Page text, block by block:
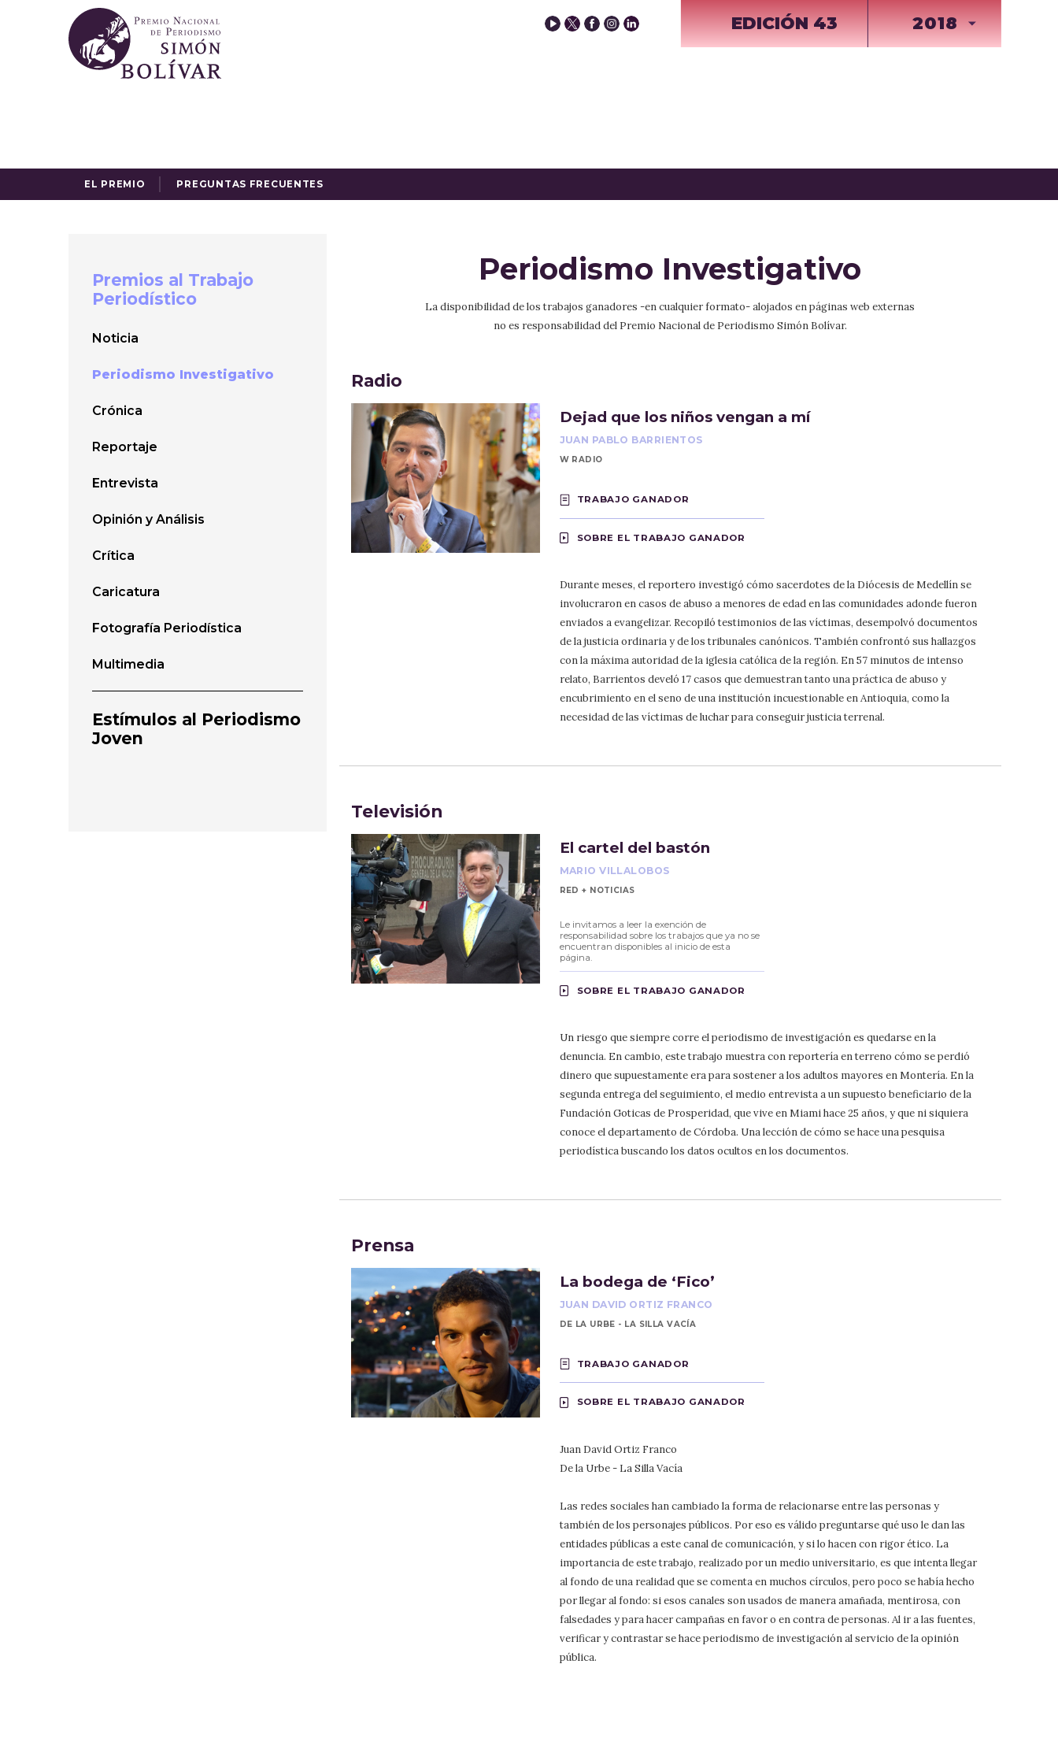
EL PREMIO PREGUNTAS FRECUENTES
EDICIÓN 43 2018
Premios al Trabajo
Periodístico
Noticia
Periodismo Investigativo
Crónica
Reportaje
Entrevista
Opinión y Análisis
Crítica
Caricatura
Fotografía Periodística
Multimedia
Estímulos al Periodismo
Joven
Periodismo Investigativo
La disponibilidad de los trabajos ganadores -en cualquier formato- alojados en páginas web externas
no es responsabilidad del Premio Nacional de Periodismo Simón Bolívar.
Radio
Dejad que los niños vengan a mí
JUAN PABLO BARRIENTOS
W RADIO
TRABAJO GANADOR
SOBRE EL TRABAJO GANADOR
Durante meses, el reportero investigó cómo sacerdotes de la Diócesis de Medellín se
involucraron en casos de abuso a menores de edad en las comunidades adonde fueron
enviados a evangelizar. Recopiló testimonios de las víctimas, desempolvó documentos
de la justicia ordinaria y de los tribunales canónicos. También confrontó sus hallazgos
con la máxima autoridad de la iglesia católica de la región. En 57 minutos de intenso
relato, Barrientos develó 17 casos que demuestran tanto una práctica de abuso y
encubrimiento en el seno de una institución incuestionable en Antioquia, como la
necesidad de las víctimas de luchar para conseguir justicia terrenal.
Televisión
El cartel del bastón
MARIO VILLALOBOS
RED + NOTICIAS
Le invitamos a leer la exención de
responsabilidad sobre los trabajos que ya no se
encuentran disponibles al inicio de esta
página.
SOBRE EL TRABAJO GANADOR
Un riesgo que siempre corre el periodismo de investigación es quedarse en la
denuncia. En cambio, este trabajo muestra con reportería en terreno cómo se perdió
dinero que supuestamente era para sostener a los adultos mayores en Montería. En la
segunda entrega del seguimiento, el medio entrevista a un supuesto beneficiario de la
Fundación Goticas de Prosperidad, que vive en Miami hace 25 años, y que ni siquiera
conoce el departamento de Córdoba. Una lección de cómo se hace una pesquisa
periodística buscando los datos ocultos en los documentos.
Prensa
La bodega de ‘Fico’
JUAN DAVID ORTIZ FRANCO
DE LA URBE - LA SILLA VACÍA
TRABAJO GANADOR
SOBRE EL TRABAJO GANADOR
Juan David Ortiz Franco
De la Urbe - La Silla Vacía
Las redes sociales han cambiado la forma de relacionarse entre las personas y
también de los personajes públicos. Por eso es válido preguntarse qué uso le dan las
entidades públicas a este canal de comunicación, y si lo hacen con rigor ético. La
importancia de este trabajo, realizado por un medio universitario, es que intenta llegar
al fondo de una realidad que se comenta en muchos círculos, pero poco se había hecho
por llegar al fondo: si esos canales son usados de manera amañada, mentirosa, con
falsedades y para hacer campañas en favor o en contra de personas. Al ir a las fuentes,
verificar y contrastar se hace periodismo de investigación al servicio de la opinión
pública.